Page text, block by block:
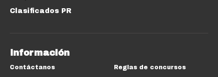
Clasificados PR
Información
Contáctanos Reglas de concursos